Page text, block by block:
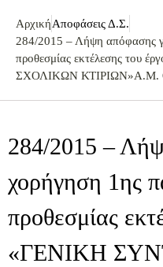
ΑρχικήΑποφάσεις Δ.Σ.
284/2015 – Λήψη απόφασης
προθεσμίας εκτέλεσης
ΣΧΟΛΙΚΩΝ ΚΤΙΡΙΩΝ»Α.Μ.
284/2015 –
χορήγηση 1ης
προθεσμίας
«ΓΕΝΙΚΗ